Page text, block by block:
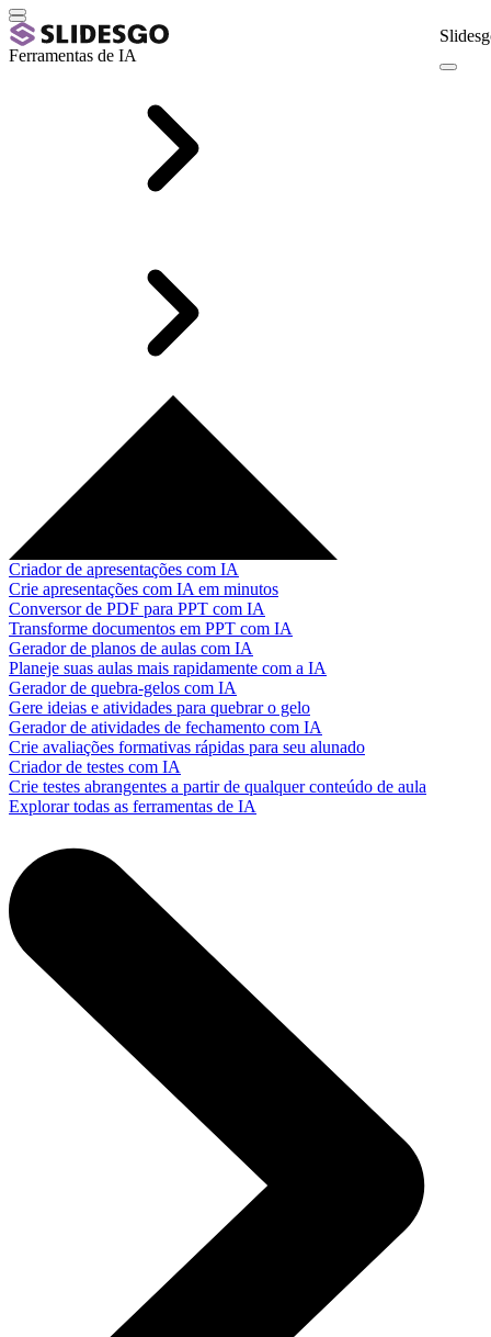
Ferramentas de IA
Criador de apresentações com IA
Crie apresentações com IA em minutos
Conversor de PDF para PPT com IA
Transforme documentos em PPT com IA
Gerador de planos de aulas com IA
Planeje suas aulas mais rapidamente com a IA
Gerador de quebra-gelos com IA
Gere ideias e atividades para quebrar o gelo
Gerador de atividades de fechamento com IA
Crie avaliações formativas rápidas para seu alunado
Criador de testes com IA
Crie testes abrangentes a partir de qualquer conteúdo de aula
Explorar todas as ferramentas de IA